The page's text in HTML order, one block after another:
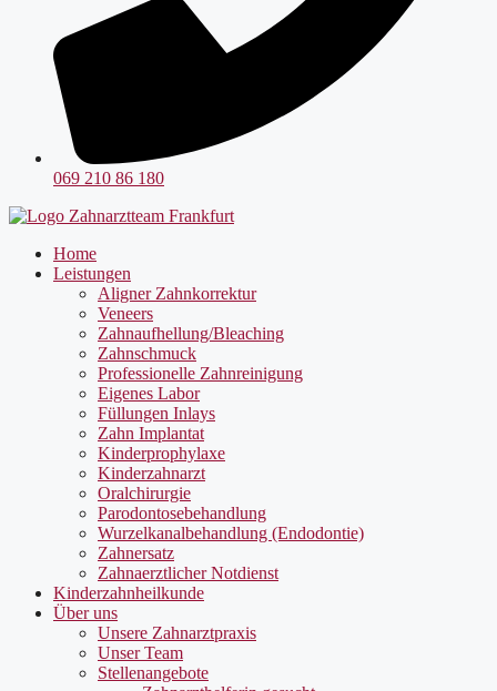
069 210 86 180
Home
Leistungen
Aligner Zahnkorrektur
Veneers
Zahnaufhellung/Bleaching
Zahnschmuck
Professionelle Zahnreinigung
Eigenes Labor
Füllungen Inlays
Zahn Implantat
Kinderprophylaxe
Kinderzahnarzt
Oralchirurgie
Parodontosebehandlung
Wurzelkanalbehandlung (Endodontie)
Zahnersatz
Zahnaerztlicher Notdienst
Kinderzahnheilkunde
Über uns
Unsere Zahnarztpraxis
Unser Team
Stellenangebote